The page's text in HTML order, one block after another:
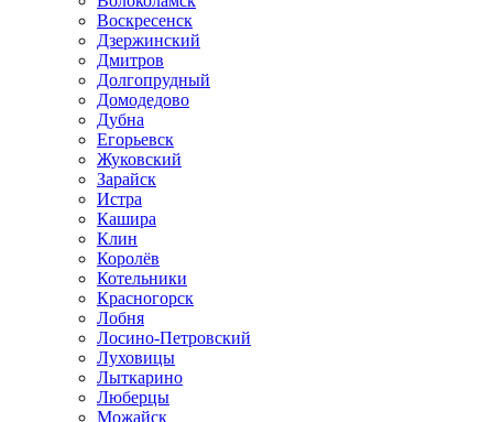
Воскресенск
Дзержинский
Дмитров
Долгопрудный
Домодедово
Дубна
Егорьевск
Жуковский
Зарайск
Истра
Кашира
Клин
Королёв
Котельники
Красногорск
Лобня
Лосино-Петровский
Луховицы
Лыткарино
Люберцы
Можайск